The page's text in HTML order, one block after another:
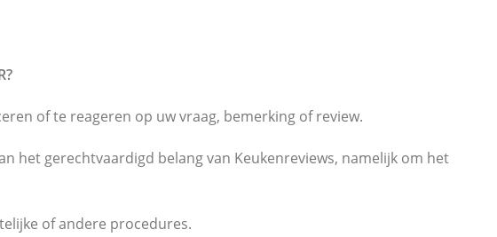
of te reageren op uw vraag, bemerking of review.
het gerechtvaardigd belang van Keukenreviews, namelijk om het
of andere procedures.